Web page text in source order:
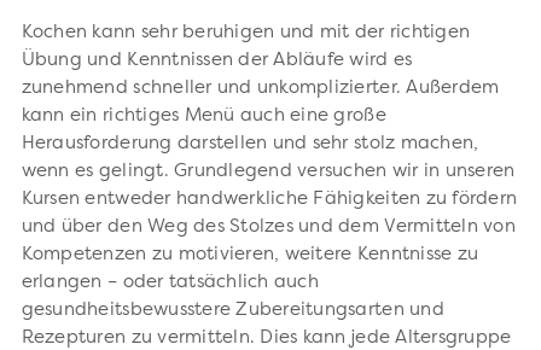
Kochen kann sehr beruhigen und mit der richtigen
Übung und Kenntnissen der Abläufe wird es
zunehmend schneller und unkomplizierter. Außerdem
kann ein richtiges Menü auch eine große
Herausforderung darstellen und sehr stolz machen,
wenn es gelingt. Grundlegend versuchen wir in unseren
Kursen entweder handwerkliche Fähigkeiten zu fördern
und über den Weg des Stolzes und dem Vermitteln von
Kompetenzen zu motivieren, weitere Kenntnisse zu
erlangen – oder tatsächlich auch
gesundheitsbewusstere Zubereitungsarten und
Rezepturen zu vermitteln. Dies kann jede Altersgruppe